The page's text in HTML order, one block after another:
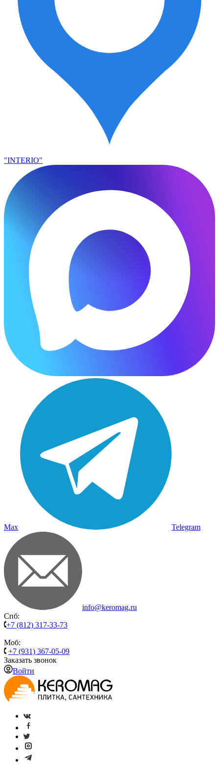
"INTERIO"
Max Telegram
info@keromag.ru
Спб:
+7 (812) 317-33-73
Моб:
+7 (931) 367-05-09
Заказать звонок
Войти